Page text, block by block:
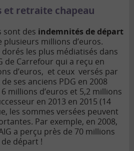
et retraite chapeau
sont des indemnités de départ
millions d’euros.
les plus médiatisés dans
de Carrefour qui a reçu en
d’euros, et ceux versés par
ses anciens PDG en 2008
millions d’euros et 5,2 millions
en 2013 en 2015 (14
les sommes versées peuvent
Par exemple, en 2008,
a perçu près de 70 millions
de départ !